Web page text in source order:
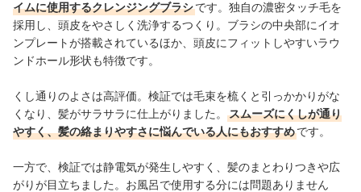
イムに使用するクレンジングブラシです。独自の濃密タッチ毛を
採用し、頭皮をやさしく洗浄するつくり。ブラシの中央部にイオ
ンプレートが搭載されているほか、頭皮にフィットしやすいラウ
ンドホール形状も特徴です。
くし通りのよさは高評価。検証では毛束を梳くと引っかかりがな
くなり、髪がサラサラに仕上がりました。
スムーズにくしが通り
やすく、髪の絡まりやすさに悩んでいる人にもおすすめです。
一方で、検証では静電気が発生しやすく、髪のまとわりつきや広
がりが目立ちました。お風呂で使用する分には問題ありません